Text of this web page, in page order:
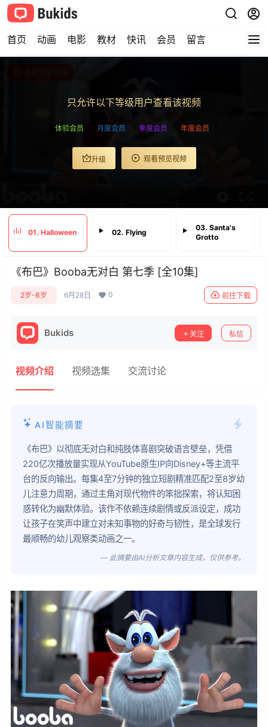
首页 动画 电影 教材 快讯 会员 留言
只允许以下等级用户查看该视频
体验会员 月度会员 季度会员 年度会员
升级 观看预览视频
01. Halloween 02. Flying
03. Santa's
Grotto
《布巴》Booba无对白 第七季 [全10集]
2岁-6岁 6月28日 0 前往下载
Bukids 关注 私信
视频介绍 视频选集 交流讨论
AI智能摘要
《布巴》以彻底无对白和纯肢体喜剧突破语言壁垒，凭借
220亿次播放量实现从YouTube原生IP向Disney+等主流平
台的反向输出。每集4至7分钟的独立短剧精准匹配2至8岁幼
儿注意力周期，通过主角对现代物件的笨拙探索，将认知困
惑转化为幽默体验。该作不依赖连续剧情或反派设定，成功
让孩子在笑声中建立对未知事物的好奇与韧性，是全球发行
最顺畅的幼儿观察类动画之一。
— 此摘要由AI分析文章内容生成，仅供参考。